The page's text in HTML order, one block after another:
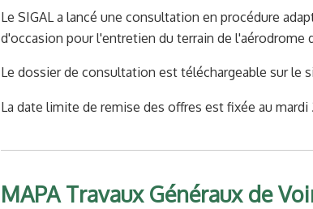
Le SIGAL a lancé une consultation en procédure
d'occasion pour l'entretien du terrain de l'aérodrome
Le dossier de consultation est téléchargeable sur le
La date limite de remise des offres est fixée au
MAPA Travaux Généraux de